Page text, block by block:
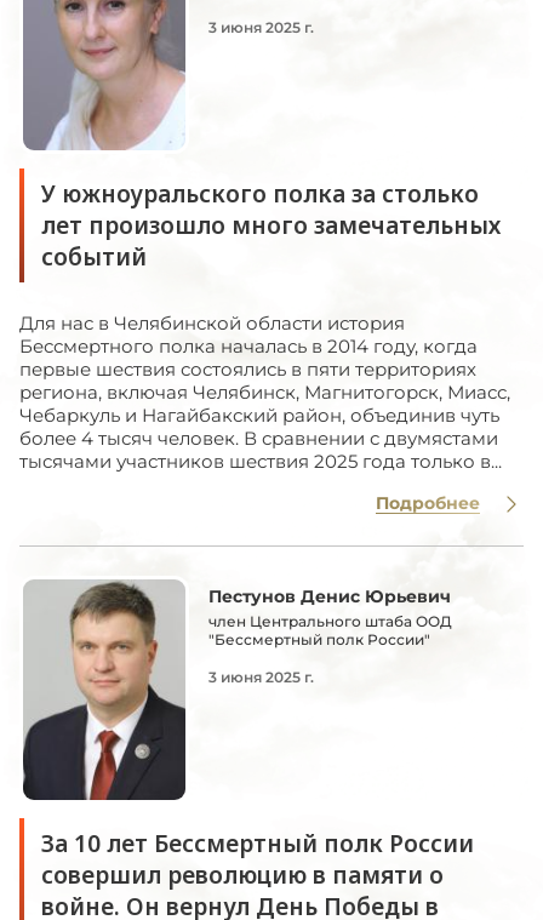
У южноуральского полка за столько
лет произошло много замечательных
событий
3 июня 2025 г.
Для нас в Челябинской области история
Бессмертного полка началась в 2014 году, когда
первые шествия состоялись в пяти территориях
региона, включая Челябинск, Магнитогорск, Миасс,
Чебаркуль и Нагайбакский район, объединив чуть
более 4 тысяч человек. В сравнении с двумястами
тысячами участников шествия 2025 года только в...
Подробнее
За 10 лет Бессмертный полк России
совершил революцию в памяти о
войне. Он вернул День Победы в
Пестунов Денис Юрьевич
член Центрального штаба ООД
"Бессмертный полк России"
3 июня 2025 г.